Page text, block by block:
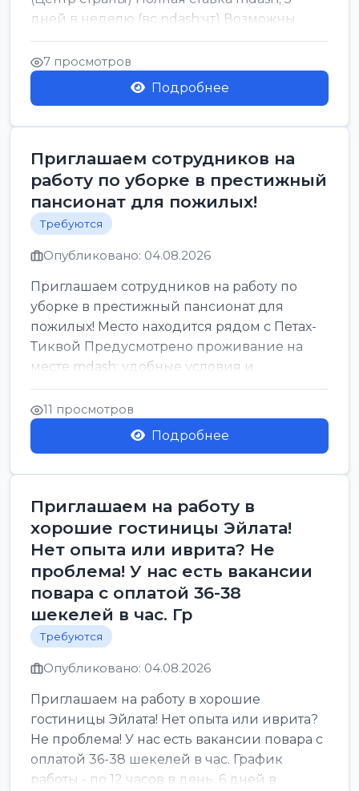
дней в неделю (вс ndash;чт) Возможны
смены по пятницам Хор...
7 просмотров
Подробнее
Приглашаем сотрудников на
работу по уборке в престижный
пансионат для пожилых!
Требуются
Опубликовано: 04.08.2026
Приглашаем сотрудников на работу по
уборке в престижный пансионат для
пожилых! Место находится рядом с Петах-
Тиквой Предусмотрено проживание на
месте mdash; удобные условия и
спокойная атмосфера Работ...
11 просмотров
Подробнее
Приглашаем на работу в
хорошие гостиницы Эйлата!
Нет опыта или иврита? Не
проблема! У нас есть вакансии
повара с оплатой 36-38
шекелей в час. Гр
Требуются
Опубликовано: 04.08.2026
Приглашаем на работу в хорошие
гостиницы Эйлата! Нет опыта или иврита?
Не проблема! У нас есть вакансии повара с
оплатой 36-38 шекелей в час. График
работы - по 12 часов в день, 6 дней в